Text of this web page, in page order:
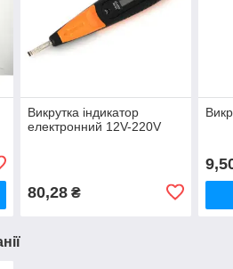
Викрутка індикатор
електронний 12V-220V
80,28₴